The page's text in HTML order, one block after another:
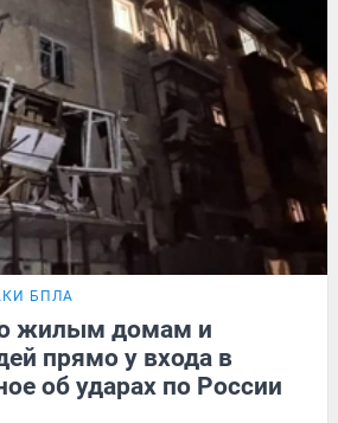
БПЛА
жилым домам и
прямо у входа в
об ударах по России